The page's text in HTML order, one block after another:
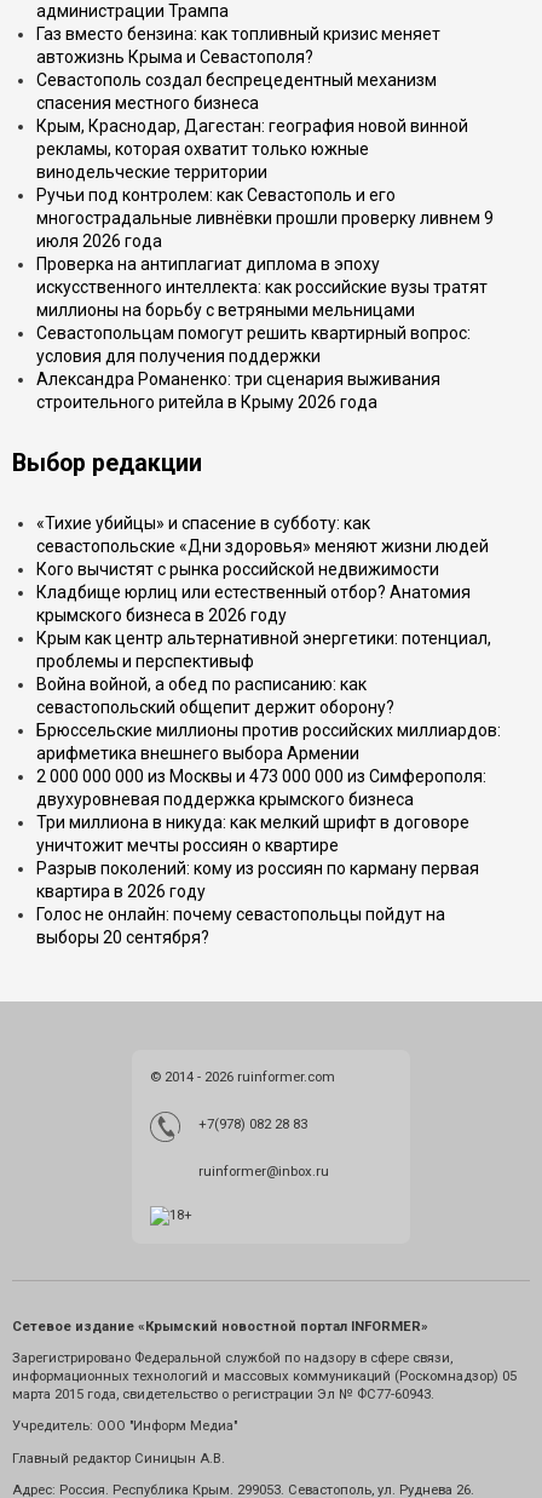
администрации Трампа
Газ вместо бензина: как топливный кризис меняет
автожизнь Крыма и Севастополя?
Севастополь создал беспрецедентный механизм
спасения местного бизнеса
Крым, Краснодар, Дагестан: география новой винной
рекламы, которая охватит только южные
винодельческие территории
Ручьи под контролем: как Севастополь и его
многострадальные ливнёвки прошли проверку ливнем 9
июля 2026 года
Проверка на антиплагиат диплома в эпоху
искусственного интеллекта: как российские вузы тратят
миллионы на борьбу с ветряными мельницами
Севастопольцам помогут решить квартирный вопрос:
условия для получения поддержки
Александра Романенко: три сценария выживания
строительного ритейла в Крыму 2026 года
Выбор редакции
«Тихие убийцы» и спасение в субботу: как
севастопольские «Дни здоровья» меняют жизни людей
Кого вычистят с рынка российской недвижимости
Кладбище юрлиц или естественный отбор? Анатомия
крымского бизнеса в 2026 году
Крым как центр альтернативной энергетики: потенциал,
проблемы и перспективыф
Война войной, а обед по расписанию: как
севастопольский общепит держит оборону?
Брюссельские миллионы против российских миллиардов:
арифметика внешнего выбора Армении
2 000 000 000 из Москвы и 473 000 000 из Симферополя:
двухуровневая поддержка крымского бизнеса
Три миллиона в никуда: как мелкий шрифт в договоре
уничтожит мечты россиян о квартире
Разрыв поколений: кому из россиян по карману первая
квартира в 2026 году
Голос не онлайн: почему севастопольцы пойдут на
выборы 20 сентября?
© 2014 - 2026 ruinformer.com
+7(978) 082 28 83
ruinformer@inbox.ru
Сетевое издание «Крымский новостной портал INFORMER»
Зарегистрировано Федеральной службой по надзору в сфере связи,
информационных технологий и массовых коммуникаций (Роскомнадзор) 05
марта 2015 года, свидетельство о регистрации Эл № ФС77-60943.
Учредитель: ООО "Информ Медиа"
Главный редактор Синицын А.В.
Адрес: Россия. Республика Крым. 299053. Севастополь, ул. Руднева 26.